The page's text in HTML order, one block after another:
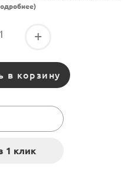
+
в корзину